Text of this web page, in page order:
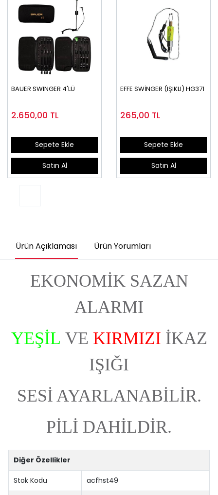
BAUER SWINGER 4'LÜ
2.650,00 TL
Sepete Ekle
Satın Al
EFFE SWİNGER (IŞIKLI) HG371
265,00 TL
Sepete Ekle
Satın Al
Ürün Açıklaması Ürün Yorumları
EKONOMİK SAZAN
ALARMI
YEŞİL VE KIRMIZI İKAZ
IŞIĞI
SESİ AYARLANABİLİR.
PİLİ DAHİLDİR.
Diğer Özellikler
Stok Kodu acfhst49